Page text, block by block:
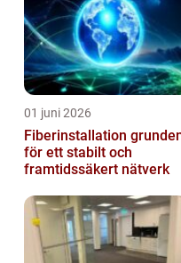
01 juni 2026
Fiberinstallation grunden
för ett stabilt och
framtidssäkert nätverk